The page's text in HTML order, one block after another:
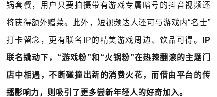
锅套餐，用户只要拍摄带有游戏专属暗号的抖音视频还
将获得额外赠菜。此外，短视频达人还可与游戏内“名士”
打卡留念，更有联名IP的精美游戏周边、饮品可得。 IP
联名撬动下，“游戏粉”和“火锅粉”在热辣翻滚的主题门
店中相遇，不断碰撞出新的消费火花，而借由平台的传
播影响力，则吸引了更多尝新年轻人的好奇加入。